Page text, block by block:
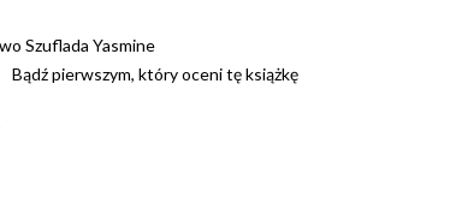
Szuflada Yasmine
Bądź pierwszym, który oceni tę książkę